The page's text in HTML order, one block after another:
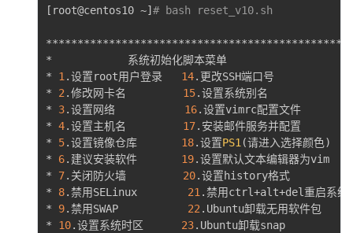
[ root@centos10 ~] # bash reset_v10.sh
*            系统初始化脚本菜单
* 1.设置root用户登录 14.更改SSH端口号
* 2.修改网卡名 15.设置系统别名
* 3.设置网络 16.设置vimrc配置文件
* 4.设置主机名 17.安装邮件服务并配置
* 5.设置镜像仓库 18.设置PS1(请进入选择颜色)
* 6.建议安装软件 19.设置默认文本编辑器为vim
* 7.关闭防火墙 20.设置history格式
* 8.禁用SELinux 21.禁用ctrl+alt+del重启系统
* 9.禁用SWAP 22.Ubuntu卸载无用软件包
* 10.设置系统时区 23.Ubuntu卸载snap